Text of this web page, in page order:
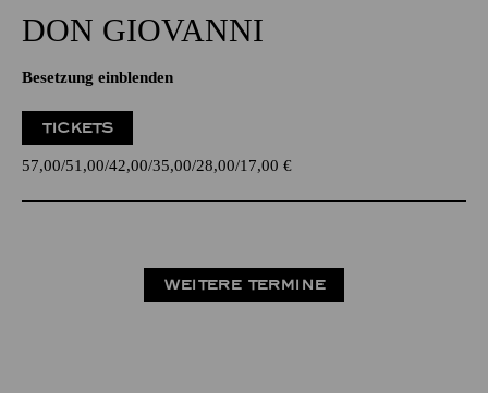
DON GIO­VANNI
Besetzung einblenden
TICKETS
57,00 51,00 42,00 35,00 28,00 17,00 €
WEITERE TERMINE